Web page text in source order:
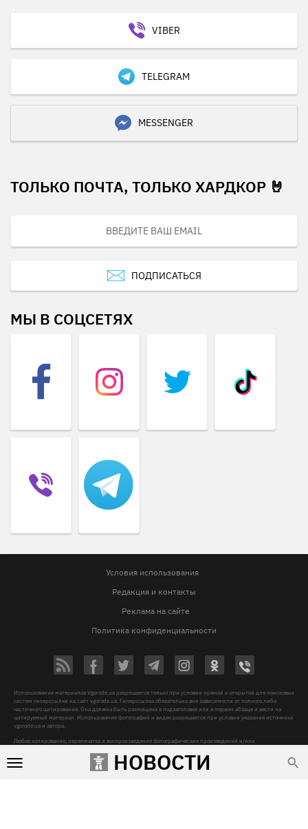
НОВОСТИ
VIBER
TELEGRAM
MESSENGER
ТОЛЬКО ПОЧТА, ТОЛЬКО ХАРДКОР 🤘
ПОДПИСАТЬСЯ
МЫ В СОЦСЕТЯХ
Условия использования
Редакция и контакты
Реклама на сайте
Политика конфиденциальности
Использование материалов Vgorode.ua разрешается только при условии прямой и открытой для поисковых
систем гиперссылки на сайт vgorode.ua. Гиперссылка обязательна вне зависимости от полного либо
частичного цитирования. Она должна быть размещена в подзаголовке или в первом абзаце и вести на
цитируемый материал. Использование фотографий и видео разрешается при условии указания источника
vgorode.ua и автора.
Любое копирование, перепечатка и воспроизведение фотографических произведений и/или
Субъект в сфере онлайн-медиа, Название онлайн-медиа - «VGORODE», Адрес: 02091, місто Київ,
ХАРКІВСЬКЕ ШОСЕ, будинок 172-Б, офіс 208/1, E-mail:
sunlight@mediadim.com.ua